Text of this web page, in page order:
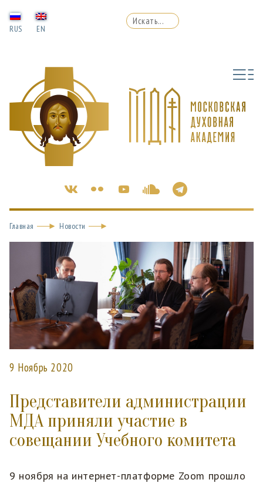
RUS EN
Главная Новости
9 Ноябрь 2020
Представители администрации
МДА приняли участие в
совещании Учебного комитета
9 ноября на интернет-платформе Zoom прошло